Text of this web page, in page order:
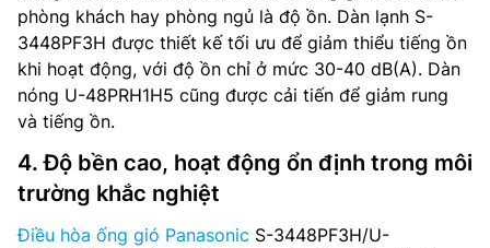
phòng khách hay phòng ngủ là độ ồn. Dàn lạnh S-
3448PF3H được thiết kế tối ưu để giảm thiểu tiếng ồn
khi hoạt động, với độ ồn chỉ ở mức 30-40 dB(A). Dàn
nóng U-48PRH1H5 cũng được cải tiến để giảm rung
và tiếng ồn.
4. Độ bền cao, hoạt động ổn định trong môi
trường khắc nghiệt
Điều hòa ống gió Panasonic S-3448PF3H/U-